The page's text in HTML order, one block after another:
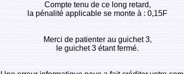
Compte tenu de ce long retard,
la pénalité applicable se monte à : 0,15F
Merci de patienter au guichet 3,
le guichet 3 étant fermé.